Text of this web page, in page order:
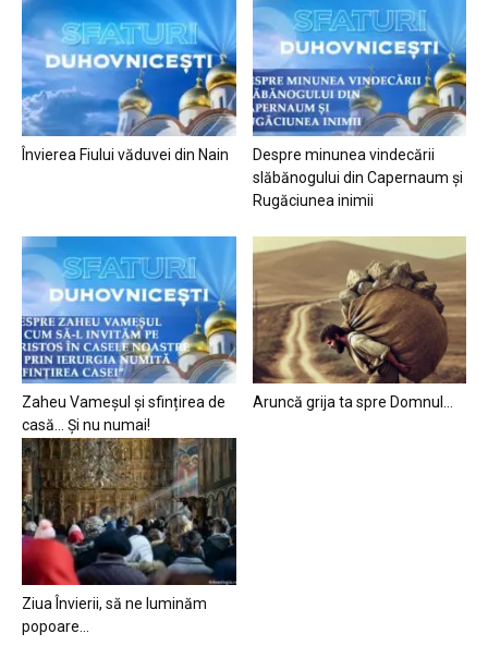
Învierea Fiului văduvei din Nain
Despre minunea vindecării
slăbănogului din Capernaum și
Rugăciunea inimii
Zaheu Vameșul și sfințirea de
casă… Și nu numai!
Aruncă grija ta spre Domnul…
Ziua Învierii, să ne luminăm
popoare…